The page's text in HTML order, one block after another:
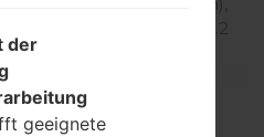
planned upgrade to 4.4.2
(KitKat)
1.0 GHz Cortex-A9
Mediatek MT6575
der
geeignete